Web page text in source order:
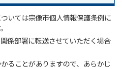
いては宗像市個人情報保護条例に
係部署に転送させていただく場合
ることがありますので、あらかじ